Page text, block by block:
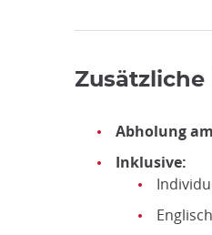
Abholung
Inklusive: